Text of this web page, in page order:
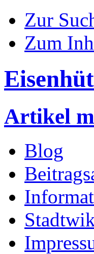
Zur
Zum
Artikel
Blog